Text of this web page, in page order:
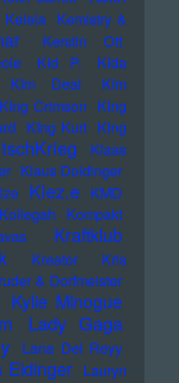
Kelela Kemistry &
Kerstin Ott
KId P.
KIda
KIm Deal
KIm
KIng Crimson KIng
KIng Kurt KIng
Klaas
Klaus Doldinger
Klez.e KMD
Kollegah Kompakt
Kraftklub
Kreator
Kris
& Dorfmeister
Kylie Minogue
Lady Gaga
Lana Del Reyy
Eidinger Lauryn